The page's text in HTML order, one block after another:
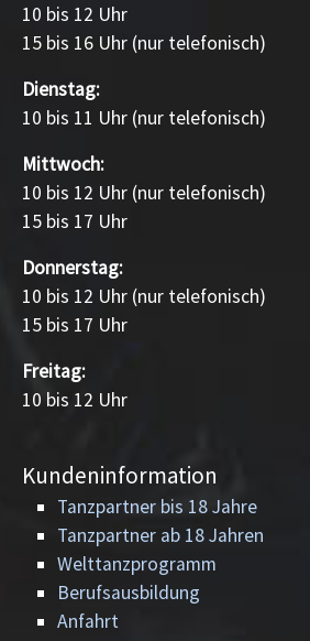
10 bis 12 Uhr
15 bis 16 Uhr (nur telefonisch)
Dienstag:
10 bis 11 Uhr (nur telefonisch)
Mittwoch:
10 bis 12 Uhr (nur telefonisch)
15 bis 17 Uhr
Donnerstag:
10 bis 12 Uhr (nur telefonisch)
15 bis 17 Uhr
Freitag:
10 bis 12 Uhr
Kundeninformation
Tanzpartner bis 18 Jahre
Tanzpartner ab 18 Jahren
Welttanzprogramm
Berufsausbildung
Anfahrt